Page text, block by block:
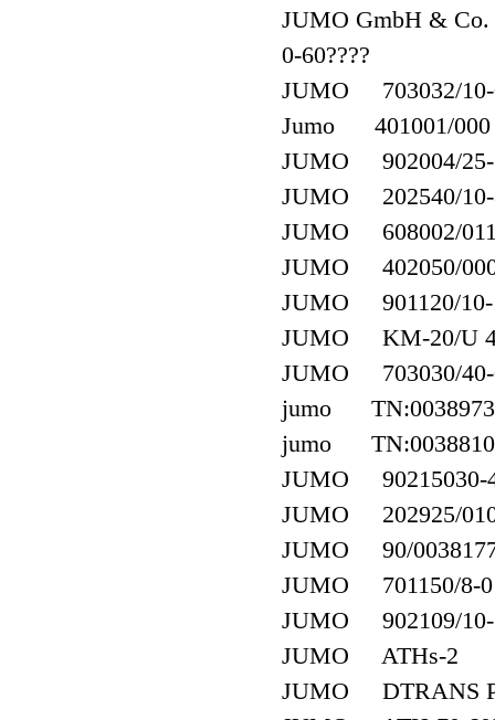
JUMO GmbH & Co.
0-60????
JUMO 703032/10-
Jumo 401001/000
JUMO 902004/25-
JUMO 202540/10-
JUMO 608002/
JUMO 402050/
JUMO 901120/10-
JUMO KM-20/U
JUMO 703030/40-
jumo
jumo
JUMO 90215030-
JUMO 202925/
JUMO 90/
JUMO 701150/8-
JUMO 902109/10-
JUMO ATHs-2
JUMO DTRANS